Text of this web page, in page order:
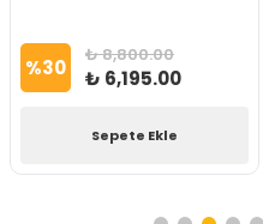
%30 ₺ 8,800.00
₺ 6,195.00
Sepete Ekle